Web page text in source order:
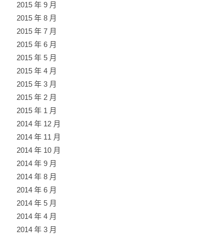
2015 年 9 月
2015 年 8 月
2015 年 7 月
2015 年 6 月
2015 年 5 月
2015 年 4 月
2015 年 3 月
2015 年 2 月
2015 年 1 月
2014 年 12 月
2014 年 11 月
2014 年 10 月
2014 年 9 月
2014 年 8 月
2014 年 6 月
2014 年 5 月
2014 年 4 月
2014 年 3 月